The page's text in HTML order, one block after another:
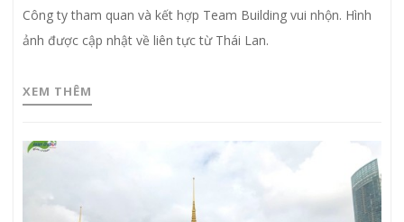
Công ty tham quan và kết hợp Team Building vui nhộn. Hình
ảnh được cập nhật về liên tực từ Thái Lan.
XEM THÊM